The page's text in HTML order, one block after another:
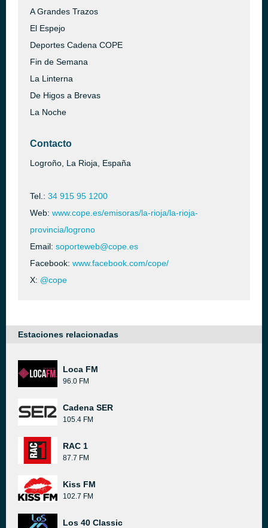
A Grandes Trazos
El Espejo
Deportes Cadena COPE
Fin de Semana
La Linterna
De Higos a Brevas
La Noche
Contacto
Logroño, La Rioja, España
Tel.: 34 915 95 1200
Web: www.cope.es/emisoras/la-rioja/la-rioja-
provincia/logrono
Email: soporteweb@cope.es
Facebook: www.facebook.com/cope/
X: @cope
Estaciones relacionadas
Loca FM
96.0 FM
Cadena SER
105.4 FM
RAC 1
87.7 FM
Kiss FM
102.7 FM
Los 40 Classic